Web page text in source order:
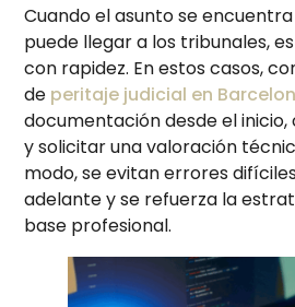
Cuando el asunto se
puede llegar a los tribunales,
con rapidez. En estos casos,
de peritaje judicial en
documentación desde el
y solicitar una valoración
modo, se evitan errores
adelante y se refuerza la
base profesional.